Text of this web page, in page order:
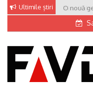
Skip
content
Ultimile știri O nouă